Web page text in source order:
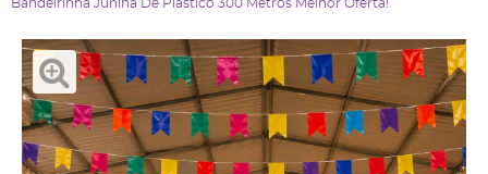
Bandeirinha Junina De Plástico 300 Metros Melhor Oferta!